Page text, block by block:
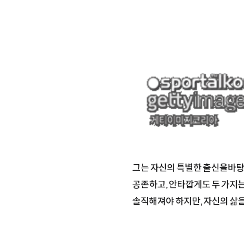
그는 자신의 특별한 출신을바
공존하고, 안타깝게도 두 가지
솔직해져야 하지만, 자신의 삶